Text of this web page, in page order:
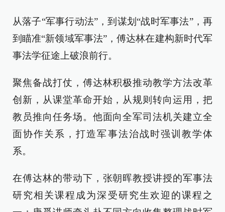
从落子“军事行动法”，到谋划“战时军事法”，再
到瞄准“新领域军事法”，傅达林在建构新时代军
事法学征途上破浪前行。
聚焦备战打仗，傅达林积极推动教学方法改革
创新，从课堂革命开始，从规则转向运用，把
教员推向任务场。他面向全军司法机关建立全
面协作关系，打造军事法治战时强训教学体
系。
在傅达林的带动下，张朝晖教授讲授的军事法
研究相关课程成为深受研究生欢迎的课程之